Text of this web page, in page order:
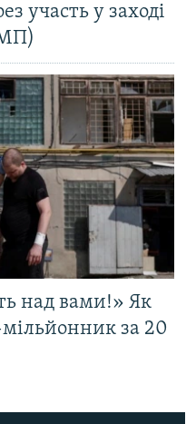
участь у заході
над вами!» Як
за 20